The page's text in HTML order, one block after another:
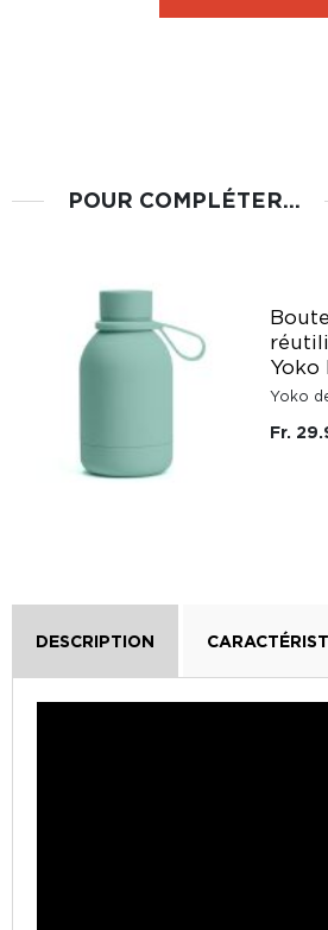
POUR COMPLÉTER...
Yoko
Yoko
Fr.
DESCRIPTION